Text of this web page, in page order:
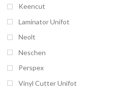
Keencut
Laminator Unifot
Neolt
Neschen
Perspex
Vinyl Cutter Unifot